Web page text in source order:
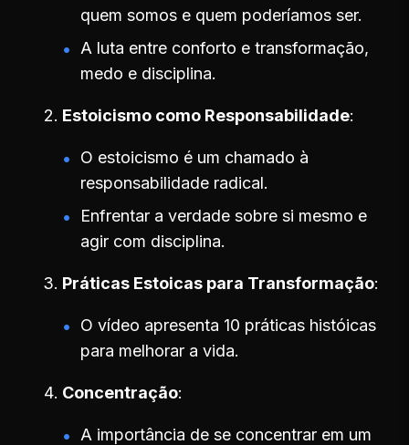
quem somos e quem poderíamos ser.
A luta entre conforto e transformação,
medo e disciplina.
Estoicismo como Responsabilidade
O estoicismo é um chamado à
responsabilidade radical.
Enfrentar a verdade sobre si mesmo e
agir com disciplina.
Práticas Estoicas para Transformação
O vídeo apresenta 10 práticas históicas
para melhorar a vida.
Concentração
A importância de se concentrar em um